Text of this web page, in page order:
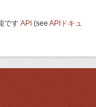
です API (see APIドキュ